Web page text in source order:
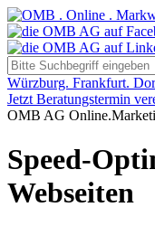
Würzburg. Frankfurt.
Jetzt Beratungstermin
OMB AG
Speed-
Webseiten